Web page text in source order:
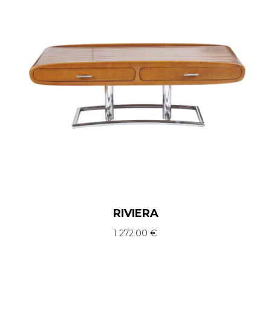
RIVIERA
1 272.00 €